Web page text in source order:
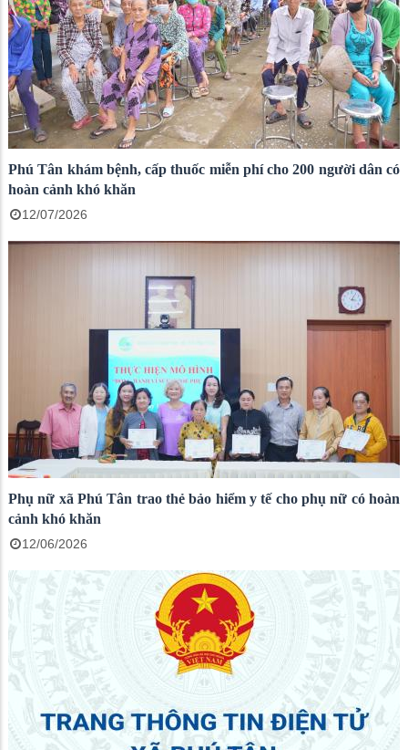
Phú Tân khám bệnh, cấp thuốc miễn phí cho 200 người dân có
hoàn cảnh khó khăn
12/07/2026
Phụ nữ xã Phú Tân trao thẻ bảo hiểm y tế cho phụ nữ có hoàn
cảnh khó khăn
12/06/2026